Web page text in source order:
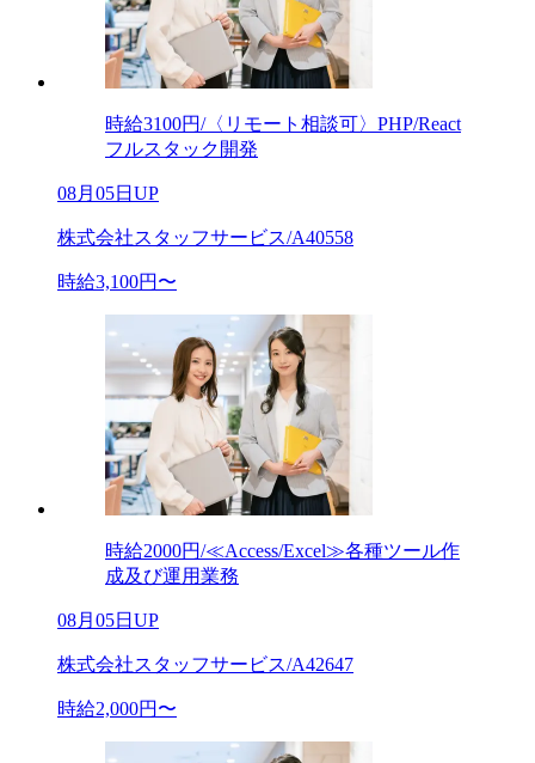
時給3100円/〈リモート相談可〉PHP/React
フルスタック開発
08月05日UP
株式会社スタッフサービス/A40558
時給3,100円〜
時給2000円/≪Access/Excel≫各種ツール作
成及び運用業務
08月05日UP
株式会社スタッフサービス/A42647
時給2,000円〜